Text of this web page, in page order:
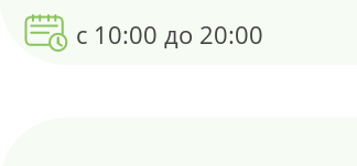
с 10:00 до 20:00